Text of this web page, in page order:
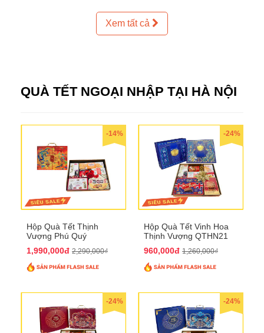
Xem tất cả
QUÀ TẾT NGOẠI NHẬP TẠI HÀ NỘI
-14%
Hộp Quà Tết Thịnh
Vượng Phú Quý
1,990,000đ 2,290,000₫
-24%
Hộp Quà Tết Vinh Hoa
Thịnh Vượng QTHN21
960,000đ 1,260,000₫
-24% -24%